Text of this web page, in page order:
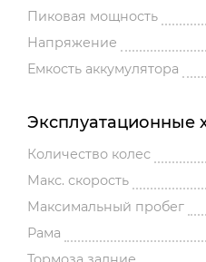
Пиковая мощность
Напряжение
Емкость аккумулятора
Эксплуатационные
Количество колес
Макс. скорость
Максимальный пробег
Рама